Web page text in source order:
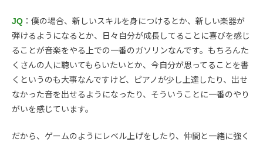
JQ ：僕の場合、新しいスキルを身につけるとか、新しい楽器が
弾けるようになるとか、日々自分が成長してることに喜びを感じ
ることが音楽をやる上での一番のガソリンなんです。もちろんた
くさんの人に聴いてもらいたいとか、今自分が思ってることを書
くというのも大事なんですけど、ピアノが少し上達したり、出せ
なかった音を出せるようになったり、そういうことに一番のやり
がいを感じています。
だから、ゲームのようにレベル上げをしたり、仲間と一緒に強く